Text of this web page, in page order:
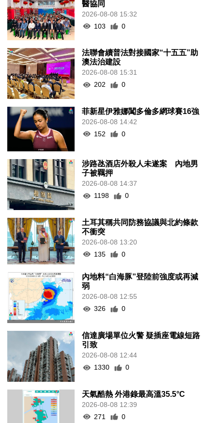
醫協同
2026-08-08 15:32
103
0
法聯會續普法對接國家“十五五”助
澳法治建設
2026-08-08 15:31
202
0
菲新星伊雅娜闖多倫多網球賽16強
2026-08-08 14:42
152
0
涉路氹酒店外殺人未遂案 內地男
子被羈押
2026-08-08 14:37
1198
0
土耳其稱共同防務協議與北約條款
不衝突
2026-08-08 13:20
135
0
內地料“白海豚”登陸前強度或再減
弱
2026-08-08 12:55
326
0
信達廣場單位火警 疑插座電線短路
引致
2026-08-08 12:44
1330
0
天氣酷熱 外港錄最高溫35.5°C
2026-08-08 12:39
271
0